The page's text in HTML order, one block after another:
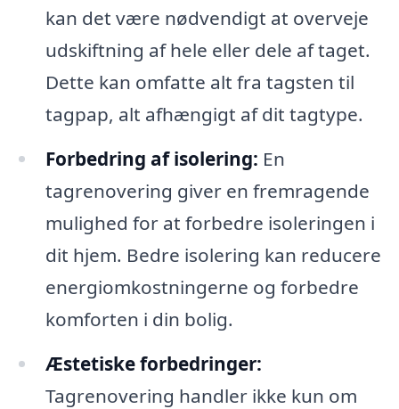
kan det være nødvendigt at overveje
udskiftning af hele eller dele af taget.
Dette kan omfatte alt fra tagsten til
tagpap, alt afhængigt af dit tagtype.
Forbedring af isolering: En
tagrenovering giver en fremragende
mulighed for at forbedre isoleringen i
dit hjem. Bedre isolering kan reducere
energiomkostningerne og forbedre
komforten i din bolig.
Æstetiske forbedringer:
Tagrenovering handler ikke kun om